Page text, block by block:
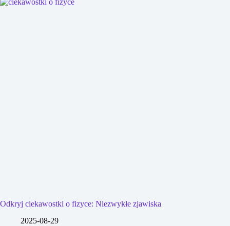
Odkryj ciekawostki o fizyce: Niezwykłe zjawiska
2025-08-29